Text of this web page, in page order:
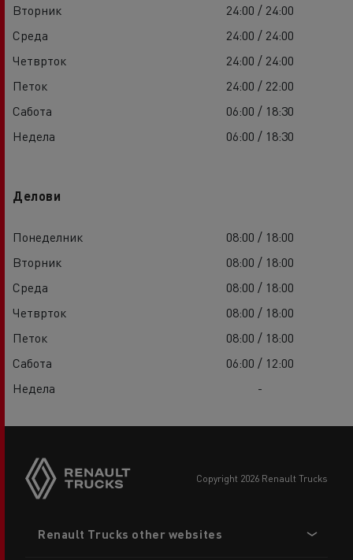
Вторник
24:00 / 24:00
Среда
24:00 / 24:00
Четврток
24:00 / 24:00
Петок
24:00 / 22:00
Сабота
06:00 / 18:30
Недела
06:00 / 18:30
Делови
Понеделник
08:00 / 18:00
Вторник
08:00 / 18:00
Среда
08:00 / 18:00
Четврток
08:00 / 18:00
Петок
08:00 / 18:00
Сабота
06:00 / 12:00
Недела
-
copyright 2026 Renault Trucks
menu
Renault Trucks other websites